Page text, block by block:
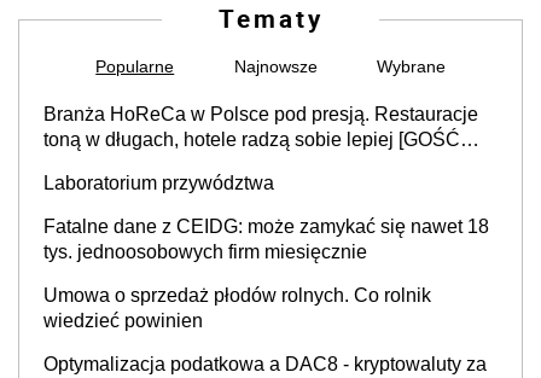
Tematy
Popularne Najnowsze Wybrane
Branża HoReCa w Polsce pod presją. Restauracje
toną w długach, hotele radzą sobie lepiej [GOŚĆ
Laboratorium przywództwa
Fatalne dane z CEIDG: może zamykać się nawet 18
tys. jednoosobowych firm miesięcznie
Umowa o sprzedaż płodów rolnych. Co rolnik
wiedzieć powinien
Optymalizacja podatkowa a DAC8 - kryptowaluty za